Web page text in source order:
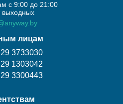
с 9:00 до 21:00
выходных
лицам
3733030
1303042
3300443